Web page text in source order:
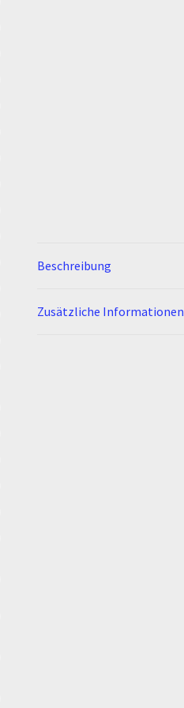
Beschreibung
Zusätzliche Informationen